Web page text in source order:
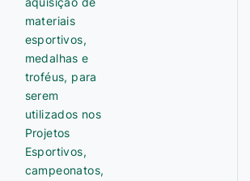
materiais
esportivos,
medalhas e
troféus, para
serem
utilizados nos
Projetos
Esportivos,
campeonatos,